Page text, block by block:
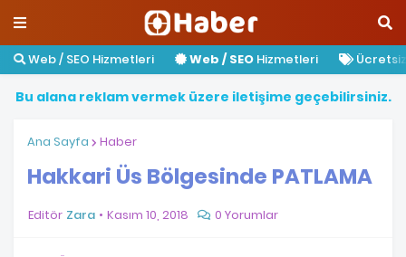
Web / SEO Hizmetleri Web / SEO Hizmetleri
Bu alana reklamvermek üzere iletişime geçebilirsiniz.
Ana Sayfa Haber
Hakkari Üs Bölgesinde PATLAMA
Editör Zara Kasım 10, 2018 0 Yorumlar